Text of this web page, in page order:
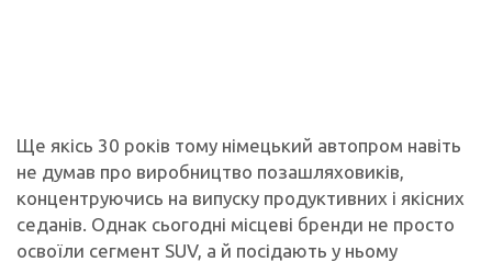
Ще якісь 30 років тому німецький автопром навіть
не думав про виробництво позашляховиків,
концентруючись на випуску продуктивних і якісних
седанів. Однак сьогодні місцеві бренди не просто
освоїли сегмент SUV, а й посідають у ньому